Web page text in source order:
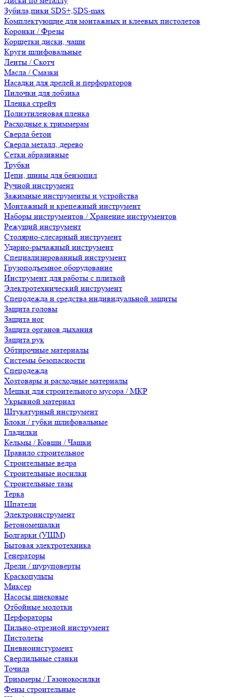
Зубила,пики SDS+,SDS-max
Комплектующие для монтажных и клеевых пистолетов
Коронки / Фрезы
Корщетки диски, чаши
Круги шлифовальные
Ленты / Скотч
Масла / Смазки
Насадки для дрелей и перфораторов
Пилочки для лобзика
Пленка стрейч
Полиэтиленовая пленка
Расходные к триммерам
Сверла бетон
Сверла металл, дерево
Сетки абразивные
Трубки
Цепи, шины для бензопил
Ручной инструмент
Зажимные инструменты и устройства
Монтажный и крепежный инструмент
Наборы инструментов / Хранение инструментов
Режущий инструмент
Столярно-слесарный инструмент
Ударно-рычажный инструмент
Специализированный инструмент
Грузоподъемное оборудование
Инструмент для работы с плиткой
Электротехнический инструмент
Спецодежда и средства индивидуальной защиты
Защита головы
Защита ног
Защита органов дыхания
Защита рук
Обтирочные материалы
Системы безопасности
Спецодежда
Хозтовары и расходные материалы
Мешки для строительного мусора / МКР
Укрывной материал
Штукатурный инструмент
Блоки / губки шлифовальные
Гладилки
Кельмы / Ковши / Чашки
Правило строительное
Строительные ведра
Строительные носилки
Строительные тазы
Терка
Шпатели
Электроинструмент
Бетономешалки
Болгарки (УШМ)
Бытовая электротехника
Генераторы
Дрели / шуруповерты
Краскопульты
Миксер
Насосы шнековые
Отбойные молотки
Перфораторы
Пильно-отрезной инструмент
Пистолеты
Пневноинстурмент
Сверлильные станки
Точила
Триммеры / Газонокосилки
Фены строительные